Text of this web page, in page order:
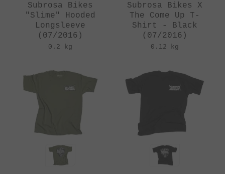
Subrosa Bikes
"Slime" Hooded
Longsleeve
(07/2016)
0.2 kg
Subrosa Bikes X
The Come Up T-
Shirt - Black
(07/2016)
0.12 kg